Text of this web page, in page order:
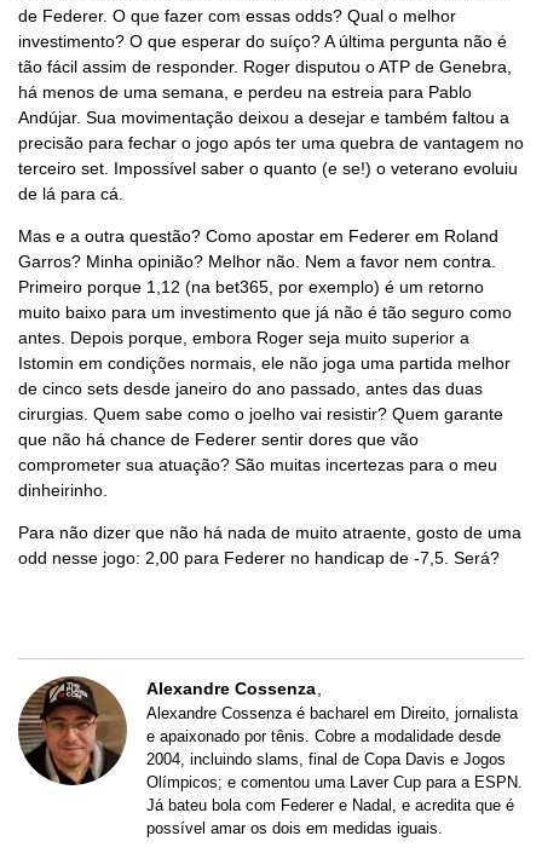
de Federer. O que fazer com essas odds? Qual o melhor
investimento? O que esperar do suíço? A última pergunta não é
tão fácil assim de responder. Roger disputou o ATP de Genebra,
há menos de uma semana, e perdeu na estreia para Pablo
Andújar. Sua movimentação deixou a desejar e também faltou a
precisão para fechar o jogo após ter uma quebra de vantagem no
terceiro set. Impossível saber o quanto (e se!) o veterano evoluiu
de lá para cá.
Mas e a outra questão? Como apostar em Federer em Roland
Garros? Minha opinião? Melhor não. Nem a favor nem contra.
Primeiro porque 1,12 (na bet365, por exemplo) é um retorno
muito baixo para um investimento que já não é tão seguro como
antes. Depois porque, embora Roger seja muito superior a
Istomin em condições normais, ele não joga uma partida melhor
de cinco sets desde janeiro do ano passado, antes das duas
cirurgias. Quem sabe como o joelho vai resistir? Quem garante
que não há chance de Federer sentir dores que vão
comprometer sua atuação? São muitas incertezas para o meu
dinheirinho.
Para não dizer que não há nada de muito atraente, gosto de uma
odd nesse jogo: 2,00 para Federer no handicap de -7,5. Será?
Alexandre Cossenza
Alexandre Cossenza é bacharel em Direito, jornalista
e apaixonado por tênis. Cobre a modalidade desde
2004, incluindo slams, final de Copa Davis e Jogos
Olímpicos; e comentou uma Laver Cup para a ESPN.
Já bateu bola com Federer e Nadal, e acredita que é
possível amar os dois em medidas iguais.